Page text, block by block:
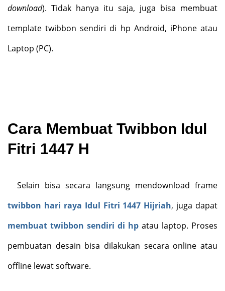
download). Tidak hanya itu saja, juga bisa membuat
template twibbon sendiri di hp Android, iPhone atau
Laptop (PC).
Cara Membuat Twibbon Idul
Fitri 1447 H
Selain bisa secara langsung mendownload frame
twibbon hari raya Idul Fitri 1447 Hijriah, juga dapat
membuat twibbon sendiri di hp atau laptop. Proses
pembuatan desain bisa dilakukan secara online atau
offline lewat software.